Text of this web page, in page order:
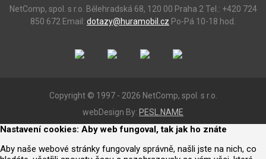
NetComp, spol. s r.o. Bělehradská 68, 120 00 Praha 2 Tel.: +420 724
850 672 Email: dotazy@huramobil.cz Po-Pá 10-18 hod.
Copyright © 1997 - 2026 NetComp, spol. s r.o.
webDesign By: PESL.NAME
Nastavení cookies: Aby web fungoval, tak jak ho znáte
Aby naše webové stránky fungovaly správně, našli jste na nich, co